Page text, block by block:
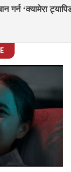
गर्न ‘क्यामेरा